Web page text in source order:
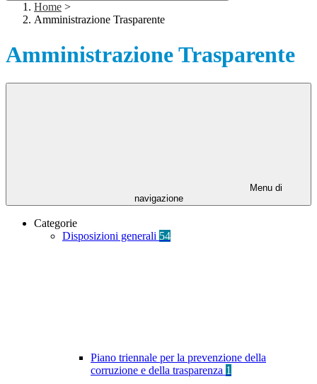
Home >
Amministrazione Trasparente
Amministrazione Trasparente
Menu di
navigazione
Categorie
Disposizioni generali 54
Piano triennale per la prevenzione della
corruzione e della trasparenza 1